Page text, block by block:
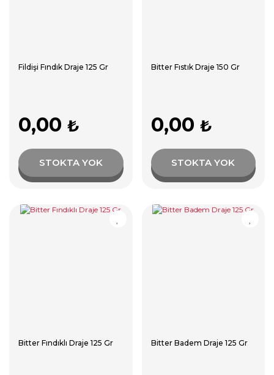
Fildişi Fındık Draje 125 Gr
0,00 ₺
STOKTA YOK
Bitter Fıstık Draje 150 Gr
0,00 ₺
STOKTA YOK
Bitter Fındıklı Draje 125 Gr Bitter Badem Draje 125 Gr